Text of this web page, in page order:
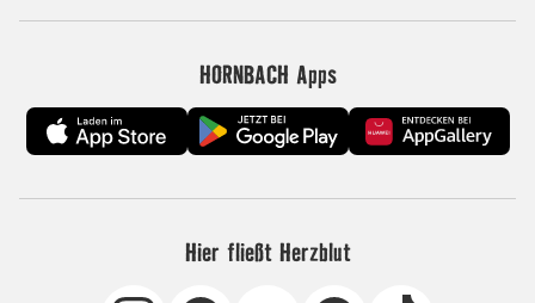
HORNBACH Apps
Hier fließt Herzblut